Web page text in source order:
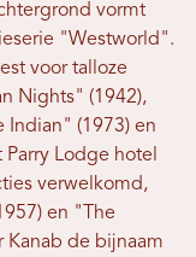
vormt
"Westworld".
voor talloze
Nights" (1942),
Indian" (1973) en
Lodge hotel
verwelkomd,
en "The
Kanab de bijnaam